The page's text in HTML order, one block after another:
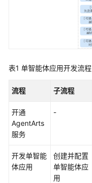
户
南
型
指
表1 单智能体应用开发流程
流程 子流程
开通
AgentArts
服务
-
开发单智能
体应用
创建并配置
单智能体应
用